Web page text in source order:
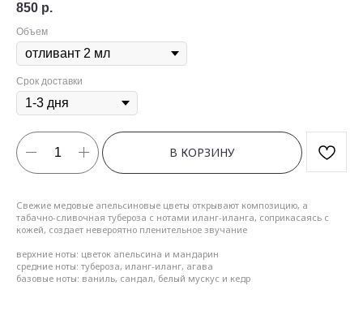
850 р.
Объем
Срок доставки
В КОРЗИНУ
Свежие медовые апельсиновые цветы открывают композицию, а
табачно-сливочная тубероза с нотами иланг-иланга, соприкасаясь с
кожей, создает невероятно пленительное звучание
верхние ноты: цветок апельсина и мандарин
средние ноты: тубероза, иланг-иланг, агава
базовые ноты: ваниль, сандал, белый мускус и кедр